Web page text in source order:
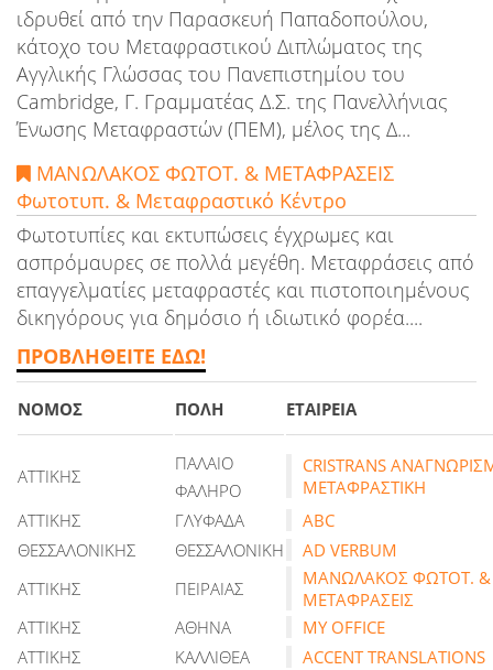
ιδρυθεί από την Παρασκευή Παπαδοπούλου,
κάτοχο του Μεταφραστικού Διπλώματος της
Αγγλικής Γλώσσας του Πανεπιστημίου του
Cambridge, Γ. Γραμματέας Δ.Σ. της Πανελλήνιας
Ένωσης Μεταφραστών (ΠΕΜ), μέλος της Δ...
ΜΑΝΩΛΑΚΟΣ ΦΩΤΟΤ. & ΜΕΤΑΦΡΑΣΕΙΣ
Φωτοτυπ. & Μεταφραστικό Κέντρο
Φωτοτυπίες και εκτυπώσεις έγχρωμες και
ασπρόμαυρες σε πολλά μεγέθη. Μεταφράσεις από
επαγγελματίες μεταφραστές και πιστοποιημένους
δικηγόρους για δημόσιο ή ιδιωτικό φορέα....
ΠΡΟΒΛΗΘΕΙΤΕ ΕΔΩ!
ΝΟΜΟΣ ΠΟΛΗ ΕΤΑΙΡΕΙΑ
ΑΤΤΙΚΗΣ
ΠΑΛΑΙΟ
ΦΑΛΗΡΟ
CRISTRANS
ΜΕΤΑΦΡΑΣΤΙΚΗ
ΑΤΤΙΚΗΣ
ΓΛΥΦΑΔΑ
ABC
ΘΕΣΣΑΛΟΝΙΚΗΣ
ΘΕΣΣΑΛΟΝΙΚΗ
AD VERBUM
ΑΤΤΙΚΗΣ
ΠΕΙΡΑΙΑΣ
ΜΑΝΩΛΑΚΟΣ ΦΩΤΟΤ. &
ΜΕΤΑΦΡΑΣΕΙΣ
ΑΤΤΙΚΗΣ
ΑΘΗΝΑ
MY OFFICE
ΑΤΤΙΚΗΣ
ΚΑΛΛΙΘΕΑ
ACCENT TRANSLATIONS